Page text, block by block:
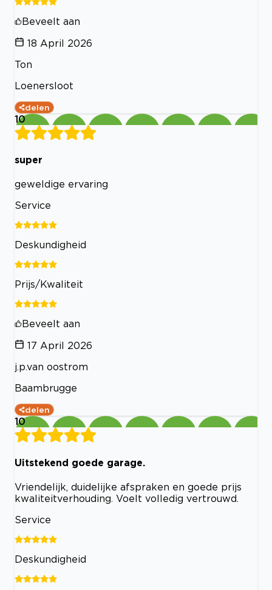
Beveelt aan
18 April 2026
Ton
Loenersloot
delen
10
super
geweldige ervaring
Service
Deskundigheid
Prijs/Kwaliteit
Beveelt aan
17 April 2026
j.p.van oostrom
Baambrugge
delen
10
Uitstekend goede garage.
Vriendelijk, duidelijke afspraken en goede prijs
kwaliteitverhouding. Voelt volledig vertrouwd.
Service
Deskundigheid